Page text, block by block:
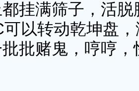
挂满筛子，活
以转动乾坤盘
批赌鬼，哼哼